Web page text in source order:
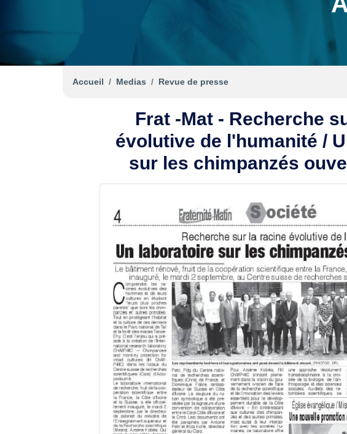
Accueil Medias Revue de presse
Frat -Mat - Recherche
évolutive de l'humanité /
sur les chimpanzés